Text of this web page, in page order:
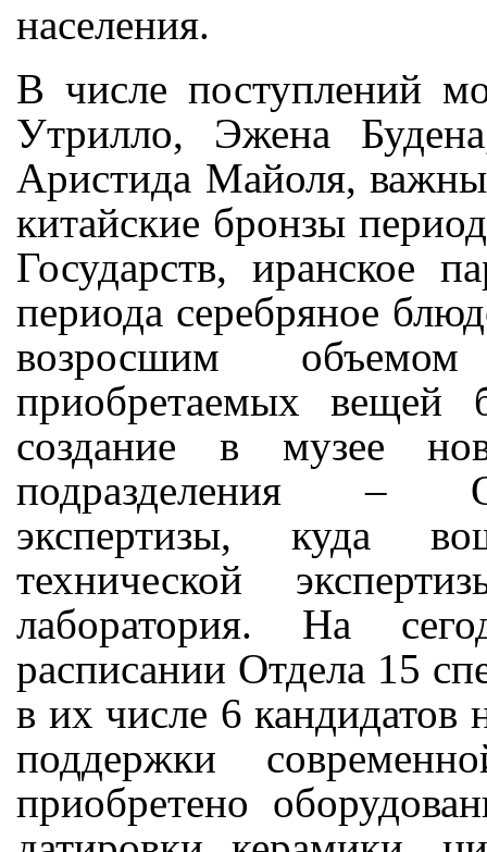
населения.
В числе поступлений
Утрилло, Эжена
Аристида Майоля,
китайские бронзы
Государств, иранское
периода серебряное
возросшим
приобретаемых вещей
создание в музее
подразделения –
экспертизы, куда
технической
лаборатория. На
расписании Отдела 15
в их числе 6
поддержки
приобретено